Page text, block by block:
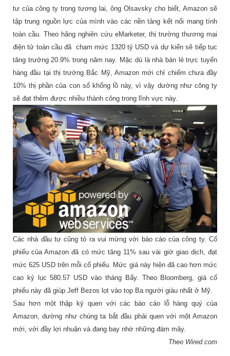
tư của công ty trong tương lai, ông Olsavsky cho biết, Amazon sẽ
tập trung nguồn lực của mình vào các nền tảng kết nối mang tính
toàn cầu. Theo hãng nghiên cứu eMarketer, thị trường thương mại
điện tử toàn cầu đã chạm mức 1320 tỷ USD và dự kiến sẽ tiếp tục
tăng trưởng 20.9% trong năm nay. Mặc dù là nhà bán lẻ trực tuyến
hàng đầu tại thị trường Bắc Mỹ, Amazon mới chỉ chiếm chưa đầy
10% thị phần của con số khổng lồ này, vì vậy dường như công ty
sẽ đạt thêm được nhiều thành công trong lĩnh vực này.
Các nhà đầu tư cũng tỏ ra vui mừng với báo cáo của công ty. Cổ
phiếu của Amazon đã có mức tăng 11% sau vài giờ giao dịch, đạt
mức 625 USD trên mỗi cổ phiếu. Mức giá này hiện đã cao hơn mức
cao kỷ lục 580.57 USD vào tháng Bẩy. Theo Bloomberg, giá cổ
phiếu này đã giúp Jeff Bezos lọt vào top Ba người giàu nhất ở Mỹ.
Sau hơn một thập kỷ quen với các báo cáo lỗ hàng quý của
Amazon, dường như chúng ta bắt đầu phải quen với một Amazon
mới, với đầy lợi nhuận và đang bay nhờ những đám mây.
Theo Wired.com